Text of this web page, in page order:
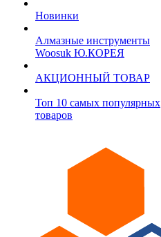
Новинки
Алмазные инструменты
Woosuk Ю.КОРЕЯ
АКЦИОННЫЙ ТОВАР
Топ 10 самых популярных
товаров